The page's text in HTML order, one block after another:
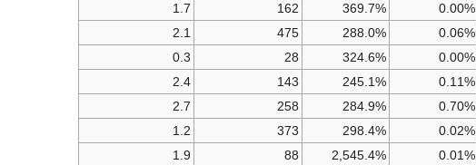
0.00%
369.7%
162
1.7
0.06%
288.0%
475
2.1
0.00%
324.6%
28
0.3
0.11%
245.1%
143
2.4
0.70%
284.9%
258
2.7
0.02%
298.4%
373
1.2
0.01%
2,545.4%
88
1.9